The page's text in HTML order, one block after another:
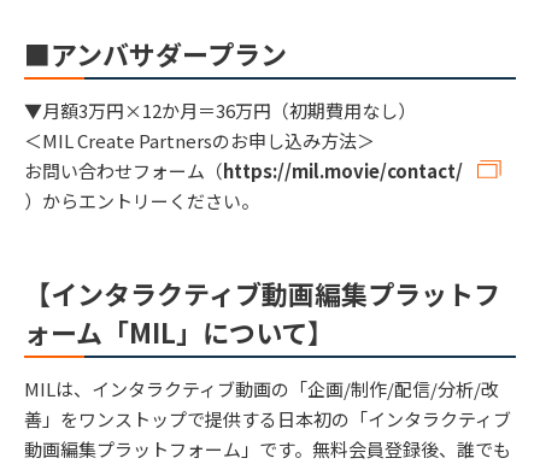
■アンバサダープラン
▼月額3万円×12か月＝36万円（初期費用なし）
＜MIL Create Partnersのお申し込み方法＞
お問い合わせフォーム（https://mil.movie/contact/
）からエントリーください。
【インタラクティブ動画編集プラットフ
ォーム「MIL」について】
MILは、インタラクティブ動画の「企画/制作/配信/分析/改
善」をワンストップで提供する日本初の「インタラクティブ
動画編集プラットフォーム」です。無料会員登録後、誰でも